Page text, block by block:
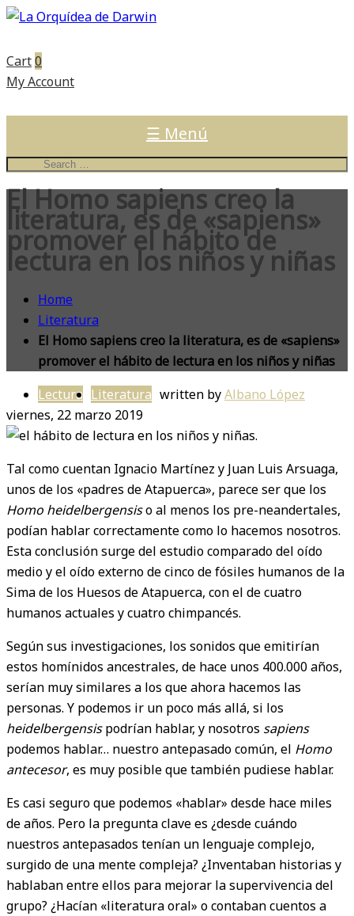
Cart0
My Account
☰ Menú
El Homo sapiens creo la
literatura, es de «sapiens»
promover el hábito de
lectura en los niños y niñas
Home
Literatura
El Homo sapiens creo la literatura, es de «sapiens»
promover el hábito de lectura en los niños y niñas
Lectura Literatura written byAlbano López
viernes, 22 marzo 2019
Tal como cuentan Ignacio Martínez y Juan Luis Arsuaga,
unos de los «padres de Atapuerca», parece ser que los
Homo heidelbergensiso al menos los pre-neandertales,
podían hablar correctamente como lo hacemos nosotros.
Esta conclusión surge del estudio comparado del oído
medio y el oído externo de cinco de fósiles humanos de la
Sima de los Huesos de Atapuerca, con el de cuatro
humanos actuales y cuatro chimpancés.
Según sus investigaciones, los sonidos que emitirían
estos homínidos ancestrales, de hace unos 400.000 años,
serían muy similares a los que ahora hacemos las
personas. Y podemos ir un poco más allá, si los
heidelbergensispodrían hablar, y nosotros sapiens
podemos hablar… nuestro antepasado común, el Homo
antecesor, es muy posible que también pudiese hablar.
Es casi seguro que podemos «hablar» desde hace miles
de años. Pero la pregunta clave es ¿desde cuándo
nuestros antepasados tenían un lenguaje complejo,
surgido de una mente compleja? ¿Inventaban historias y
hablaban entre ellos para mejorar la supervivencia del
grupo? ¿Hacían «literatura oral» o contaban cuentos a